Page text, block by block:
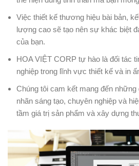
Việc thiết kế thương hiệu bài bản,
lượng cao sẽ tạo nên sự khác biệt
của bạn.
HOA VIỆT CORP tự hào là đối tác
nghiệp trong lĩnh vực thiết kế và in
Chúng tôi cam kết mang đến những
nhãn sáng tạo, chuyên nghiệp và
tầm giá trị sản phẩm và xây dựng